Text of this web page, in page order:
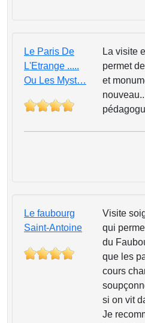
Le Paris De
L'Etrange .....
Ou Les Myst…
La visite
permet
et
Le faubourg
Saint-Antoine
Visite
qui
du
que les
cours
si on vit
Je